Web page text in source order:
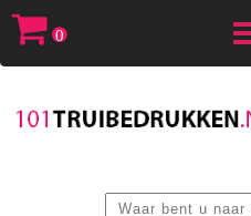
Toggle
0